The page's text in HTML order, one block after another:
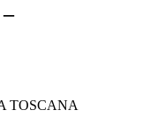
TOSCANA